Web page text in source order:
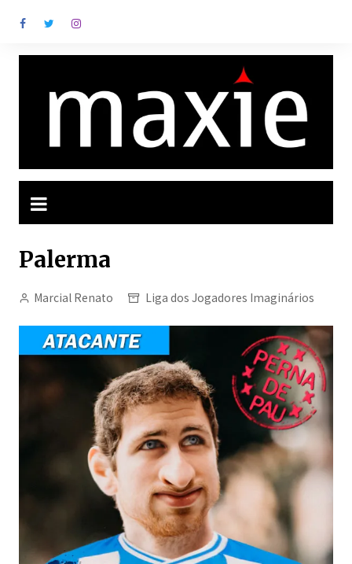
para
Palerma
Marcial Renato Liga dos Jogadores Imaginários